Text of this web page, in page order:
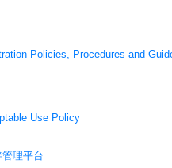
Policies, Procedures and
Use Policy
理平台